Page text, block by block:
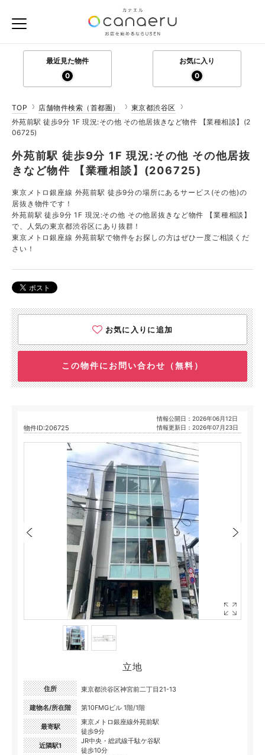
最近見た物件
0
お気に入り
0
TOP 店舗物件検索（首都圏）
東京都渋谷区
外苑前駅 徒歩9分 1F 現況:その他 その他居抜きなど物件 【業種相談】(2
06725)
外苑前駅 徒歩9分 1F 現況:その他 その他居抜
きなど物件 【業種相談】(206725)
東京メトロ銀座線 外苑前駅 徒歩9分の場所にあるサービス(その他)の
居抜き物件です！
外苑前駅 徒歩9分 1F 現況:その他 その他居抜きなど物件 【業種相談】
で、人気の東京都渋谷区にあり抜群！
東京メトロ銀座線 外苑前駅で物件をお探しの方はぜひ一度ご相談くだ
さい！
お気に入りに追加
この物件にお問い合わせ（無料）
物件ID:206725
情報公開日：2026年06月12日
情報更新日：2026年07月23日
立地
住所 東京都渋谷区神宮前二丁目21-13
建物名/所在階 第10FMGビル 1階/1階
最寄駅
東京メトロ銀座線外苑前駅
徒歩9分
近隣駅1
JR中央・総武線千駄ケ谷駅
徒歩10分